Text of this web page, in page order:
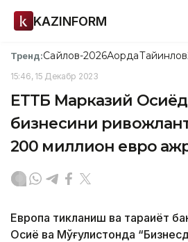
KAZINFORM
Тренд:Сайлов-2026АқордаТайинлов
15:46, 15 Декабр 2023
ЕТТБ Марказий
бизнесини
200 миллион евро
Европа тикланиш ва тараққиёт
Осиё ва Мўғулистонда